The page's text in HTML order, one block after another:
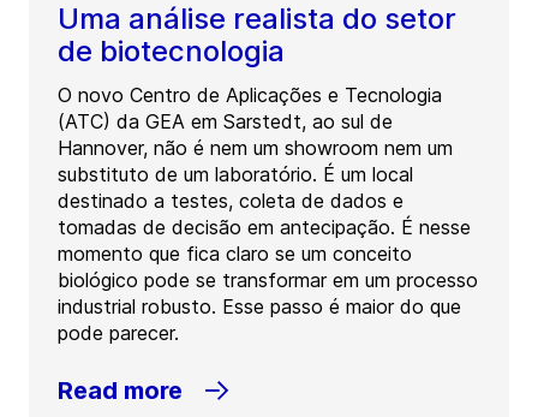
Uma análise realista do setor
de biotecnologia
O novo Centro de Aplicações e Tecnologia
(ATC) da GEA em Sarstedt, ao sul de
Hannover, não é nem um showroom nem um
substituto de um laboratório. É um local
destinado a testes, coleta de dados e
tomadas de decisão em antecipação. É nesse
momento que fica claro se um conceito
biológico pode se transformar em um processo
industrial robusto. Esse passo é maior do que
pode parecer.
Read more